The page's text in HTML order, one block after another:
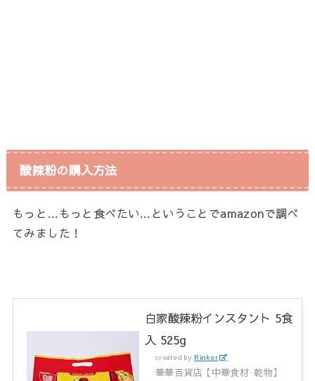
酸辣粉の購入方法
もっと…もっと食べたい…ということでamazonで調べ
てみました！
白家酸辣粉インスタント 5食
入 525g
created by Rinker
華華百貨店【中華食材·乾物】